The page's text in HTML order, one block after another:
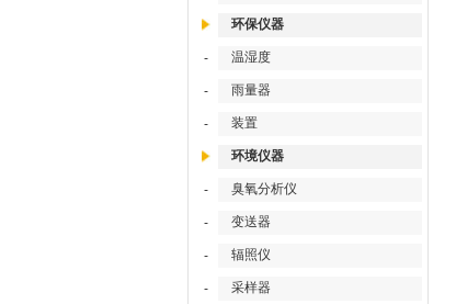
环保仪器
- 温湿度
- 雨量器
- 装置
环境仪器
- 臭氧分析仪
- 变送器
- 辐照仪
- 采样器